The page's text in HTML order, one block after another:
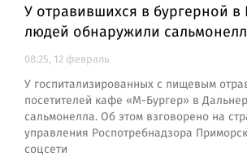
У отравившихся в бургерной
людей обнаружили
08:25, 12 февраль
У госпитализированных с пищевым
посетителей кафе «М-Бургер» в
сальмонелла. Об этом взговорено на
управления Роспотребнадзора
соцсети